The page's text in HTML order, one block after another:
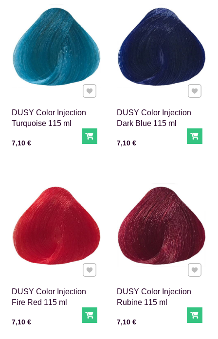
DUSY Color Injection
Turquoise 115 ml
Cena s DPH
7,10 € Do košíka
Pridať k Obľúbeným
DUSY Color Injection
Dark Blue 115 ml
Cena s DPH
7,10 € Do
Pridať
DUSY Color Injection
Fire Red 115 ml
Cena s DPH
7,10 € Do košíka
Pridať k Obľúbeným
DUSY Color Injection
Rubine 115 ml
Cena s DPH
7,10 € Do
Pridať